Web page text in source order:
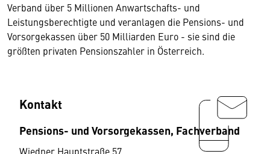
Verband über 5 Millionen Anwartschafts- und
Leistungsberechtigte und veranlagen die Pensions- und
Vorsorgekassen über 50 Milliarden Euro - sie sind die
größten privaten Pensionszahler in Österreich.
Kontakt
Pensions- und Vorsorgekassen, Fachverband
Wiedner Hauptstraße 57